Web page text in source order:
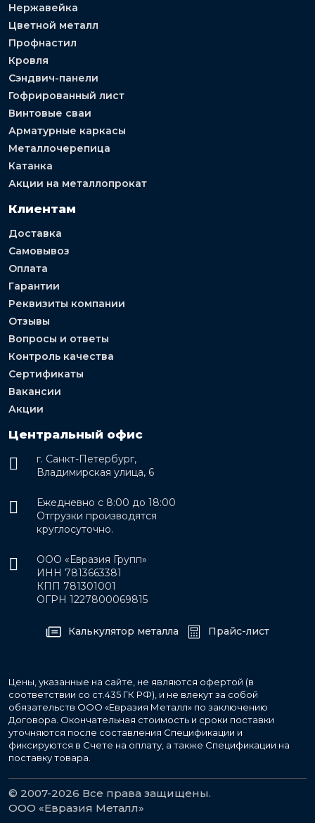
Нержавейка
Цветной металл
Профнастил
Кровля
Сэндвич-панели
Гофрированный лист
Винтовые сваи
Арматурные каркасы
Металлочерепица
Катанка
Акции на металлопрокат
Клиентам
Доставка
Самовывоз
Оплата
Гарантии
Реквизиты компании
Отзывы
Вопросы и ответы
Контроль качества
Сертификаты
Вакансии
Акции
Центральный офис
г. Санкт-Петербург,
Владимирская улица, 6
Ежедневно с 8:00 до 18:00
Отгрузки производятся
круглосуточно.
ООО «Евразия Групп»
ИНН 7813663381
КПП 781301001
ОГРН 1227800069815
Калькулятор металла Прайс-лист
Цены, указанные на сайте, не являются офертой (в
соответствии со ст.435 ГК РФ), и не влекут за собой
обязательств ООО «Евразия Металл» по заключению
Договора. Окончательная стоимость и сроки поставки
уточняются после составления Спецификации и
фиксируются в Счете на оплату, а также Спецификации на
поставку товара.
© 2007-2026 Все права защищены.
ООО «Евразия Металл»